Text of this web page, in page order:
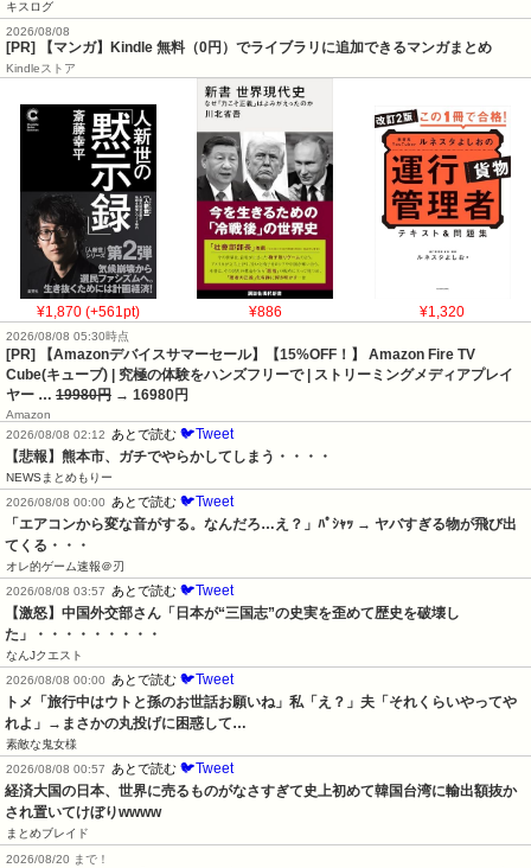
キスログ
2026/08/08
[PR] 【マンガ】Kindle 無料（0円）でライブラリに追加できるマンガまとめ
Kindleストア
¥1,870 (+561pt) ¥886 ¥1,320
2026/08/08 05:30時点
[PR] 【Amazonデバイスサマーセール】【15%OFF！】 Amazon Fire TV
Cube(キューブ) | 究極の体験をハンズフリーで | ストリーミングメディアプレイ
ヤー … 19980円 → 16980円
Amazon
2026/08/08 02:12 あとで読む 🐦Tweet
【悲報】熊本市、ガチでやらかしてしまう・・・・
NEWSまとめもりー
2026/08/08 00:00 あとで読む 🐦Tweet
「エアコンから変な音がする。なんだろ…え？」ﾊﾟｼｬｯ → ヤバすぎる物が飛び出
てくる・・・
オレ的ゲーム速報＠刃
2026/08/08 03:57 あとで読む 🐦Tweet
【激怒】中国外交部さん「日本が“三国志”の史実を歪めて歴史を破壊し
た」・・・・・・・・・
なんJクエスト
2026/08/08 00:00 あとで読む 🐦Tweet
トメ「旅行中はウトと孫のお世話お願いね」私「え？」夫「それくらいやってや
れよ」→まさかの丸投げに困惑して…
素敵な鬼女様
2026/08/08 00:57 あとで読む 🐦Tweet
経済大国の日本、世界に売るものがなさすぎて史上初めて韓国台湾に輸出額抜か
され置いてけぼりwwww
まとめブレイド
2026/08/20 まで！